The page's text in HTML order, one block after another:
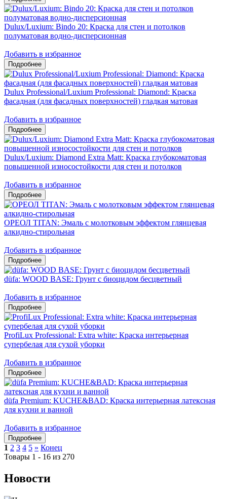
Dulux/Luxium: Bindo 20: Краска для стен и потолков
полуматовая водно-дисперсионная
Добавить в избранное
Dulux Professional/Luxium Professional: Diamond: Краска
фасадная (для фасадных поверхностей) гладкая матовая
Добавить в избранное
Dulux/Luxium: Diamond Extra Matt: Краска глубокоматовая
повышенной износостойкости для стен и потолков
Добавить в избранное
ОРЕОЛ TITAN: Эмаль с молотковым эффектом глянцевая
алкидно-стирольная
Добавить в избранное
düfa: WOOD BASE: Грунт с биоцидом бесцветный
Добавить в избранное
ProfiLux Professional: Extra white: Краска интерьерная
супербелая для сухой уборки
Добавить в избранное
düfa Premium: KUCHE&BAD: Краска интерьерная латексная
для кухни и ванной
Добавить в избранное
1 2 3 4 5 » Конец
Товары 1 - 16 из 270
Новости